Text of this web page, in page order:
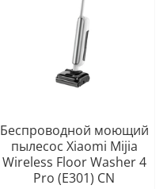
Беспроводной моющий
пылесос Xiaomi Mijia
Wireless Floor Washer 4
Pro (Е301) CN